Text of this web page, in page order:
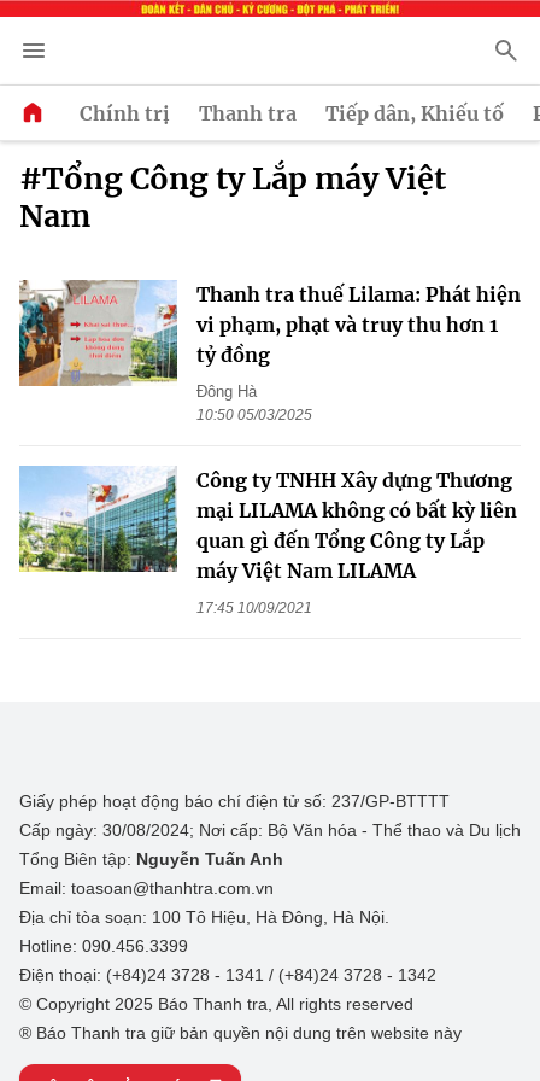
Chính trị Thanh tra Tiếp dân, Khiếu tố
#Tổng Công ty Lắp máy Việt
Nam
Thanh tra thuế Lilama: Phát hiện
vi phạm, phạt và truy thu hơn 1
tỷ đồng
Đông Hà
10:50 05/03/2025
Công ty TNHH Xây dựng Thương
mại LILAMA không có bất kỳ liên
quan gì đến Tổng Công ty Lắp
máy Việt Nam LILAMA
17:45 10/09/2021
Giấy phép hoạt động báo chí điện tử số: 237/GP-BTTTT
Cấp ngày: 30/08/2024; Nơi cấp: Bộ Văn hóa - Thể thao và Du lịch
Tổng Biên tập: Nguyễn Tuấn Anh
Email: toasoan@thanhtra.com.vn
Địa chỉ tòa soạn: 100 Tô Hiệu, Hà Đông, Hà Nội.
Hotline: 090.456.3399
Điện thoại: (+84)24 3728 - 1341 / (+84)24 3728 - 1342
© Copyright 2025 Báo Thanh tra, All rights reserved
® Báo Thanh tra giữ bản quyền nội dung trên website này